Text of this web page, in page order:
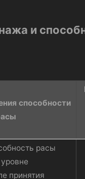
и
способности
расы
принятия